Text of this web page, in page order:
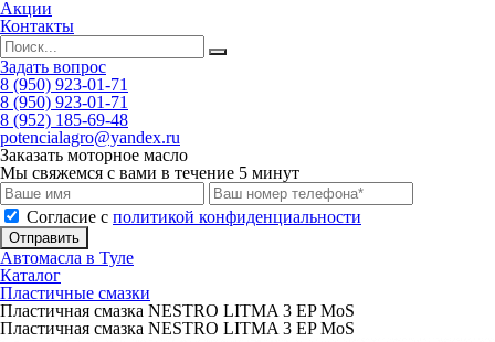
Акции
Контакты
Задать вопрос
8 (950) 923-01-71
8 (950) 923-01-71
8 (952) 185-69-48
potencialagro@yandex.ru
Заказать моторное масло
Мы свяжемся с вами в течение 5 минут
Cогласие с политикой конфиденциальности
Отправить
Автомасла в Туле
Каталог
Пластичные смазки
Пластичная смазка NESTRO LITMA 3 EP MoS
Пластичная смазка NESTRO LITMA 3 EP MoS